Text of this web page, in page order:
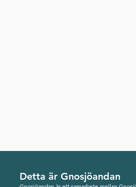
Detta är Gnosjöandan